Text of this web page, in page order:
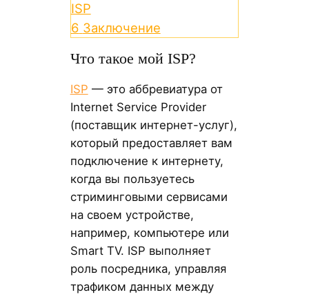
ISP
6 Заключение
Что такое мой ISP?
ISP — это аббревиатура от
Internet Service Provider
(поставщик интернет-услуг),
который предоставляет вам
подключение к интернету,
когда вы пользуетесь
стриминговыми сервисами
на своем устройстве,
например, компьютере или
Smart TV. ISP выполняет
роль посредника, управляя
трафиком данных между